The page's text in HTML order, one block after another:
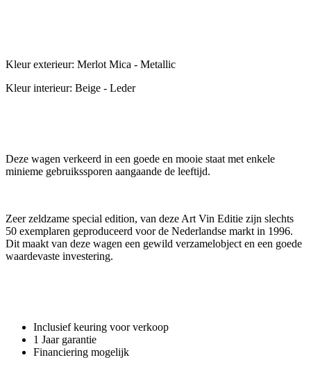
Kleur exterieur: Merlot Mica - Metallic
Kleur interieur: Beige - Leder
Deze wagen verkeerd in een goede en mooie staat met enkele
minieme gebruikssporen aangaande de leeftijd.
Zeer zeldzame special edition, van deze Art Vin Editie zijn slechts
50 exemplaren geproduceerd voor de Nederlandse markt in 1996.
Dit maakt van deze wagen een gewild verzamelobject en een goede
waardevaste investering.
Inclusief keuring voor verkoop
1 Jaar garantie
Financiering mogelijk